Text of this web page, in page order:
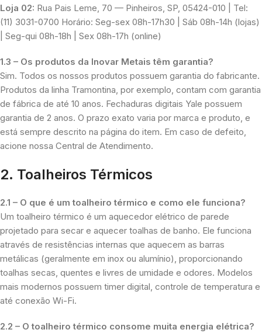
Loja 02: Rua Pais Leme, 70 — Pinheiros, SP, 05424-010 | Tel:
(11) 3031-0700 Horário: Seg-sex 08h-17h30 | Sáb 08h-14h (lojas)
| Seg-qui 08h-18h | Sex 08h-17h (online)
1.3 – Os produtos da Inovar Metais têm garantia?
Sim. Todos os nossos produtos possuem garantia do fabricante.
Produtos da linha Tramontina, por exemplo, contam com garantia
de fábrica de até 10 anos. Fechaduras digitais Yale possuem
garantia de 2 anos. O prazo exato varia por marca e produto, e
está sempre descrito na página do item. Em caso de defeito,
acione nossa Central de Atendimento.
2. Toalheiros Térmicos
2.1 – O que é um toalheiro térmico e como ele funciona?
Um toalheiro térmico é um aquecedor elétrico de parede
projetado para secar e aquecer toalhas de banho. Ele funciona
através de resistências internas que aquecem as barras
metálicas (geralmente em inox ou alumínio), proporcionando
toalhas secas, quentes e livres de umidade e odores. Modelos
mais modernos possuem timer digital, controle de temperatura e
até conexão Wi-Fi.
2.2 – O toalheiro térmico consome muita energia elétrica?